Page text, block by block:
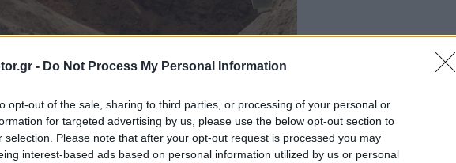
- Do Not Process My Personal Information
opt-out of the sale, sharing to third parties, or processing of your personal or
for targeted advertising by us, please use the below opt-out section to
selection. Please note that after your opt-out request is processed you may
interest-based ads based on personal information utilized by us or personal